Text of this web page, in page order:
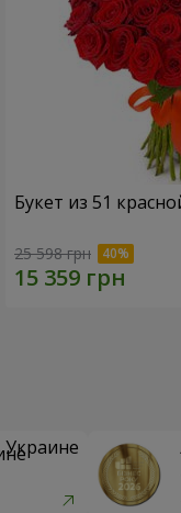
Букет из 51
25 598 грн
Украине